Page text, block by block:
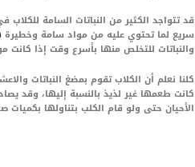
قد تتواجد الكثير من النباتات السامة
سريع لما تحتوي عليه من مواد سامة وخطيرة
والنباتات للتخلص منها بأسرع وقت إذا
كلنا نعلم أن الكلاب تقوم بمضغ النباتات
كانت طعمها غير لذيذ بالنسبة إليها، وقد
الأحيان حتى ولو قام الكلب بتناولها بكميات